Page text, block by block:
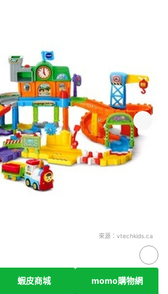
來源： vtechkids.ca
蝦皮商城 momo購物網